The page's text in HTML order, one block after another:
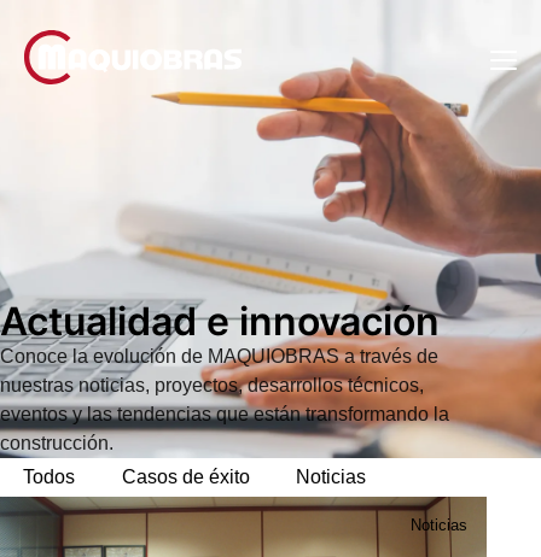
Actualidad e innovación
Conoce la evolución de MAQUIOBRAS a través de
nuestras noticias, proyectos, desarrollos técnicos,
eventos y las tendencias que están transformando la
construcción.
Todos
Casos de éxito Noticias
Noticias